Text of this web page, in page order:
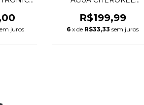
juros
CHRYSLER 300C
WRANGLER 3.6 V6
05149077AB 05149096AB
R$199,99
6 x de R$33,33 sem juros